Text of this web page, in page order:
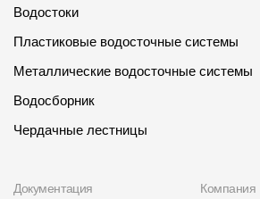
Пластиковые водосточные системы
Металлические водосточные системы
Водосборник
Чердачные лестницы
Документация
Водостоки
Пластиковые водосточные системы
Металлические водосточные системы
Водосборник
Чердачные лестницы
Документация Компания